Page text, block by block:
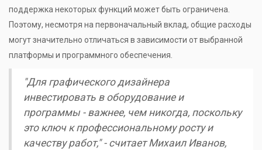
поддержка некоторых функций может быть ограничена.
Поэтому, несмотря на первоначальный вклад, общие расходы
могут значительно отличаться в зависимости от выбранной
платформы и программного обеспечения.
"Для графического дизайнера
инвестировать в оборудование и
программы - важнее, чем никогда, поскольку
это ключ к профессиональному росту и
качеству работ," - считает Михаил Иванов,